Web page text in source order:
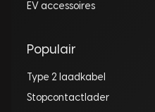
EV accessoires
Populair
Type 2 laadkabel
Stopcontactlader